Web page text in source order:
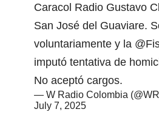
Caracol Radio Gustavo
San José del Guaviare.
voluntariamente y la
imputó tentativa de
No aceptó cargos.
— W Radio Colombia
July 7, 2025